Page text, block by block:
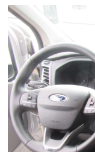
RENNES